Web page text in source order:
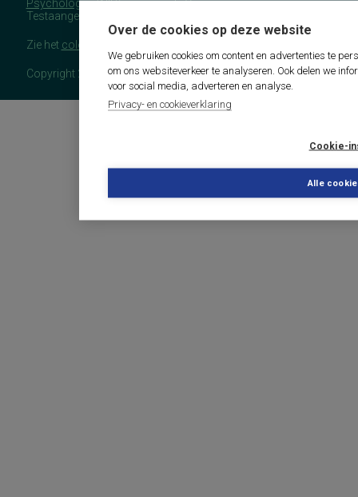
Over de cookies op deze website
We gebruiken cookies om content en advertenties te
om ons websiteverkeer te analyseren. Ook delen we
voor social media, adverteren en analyse.
Privacy- en cookieverklaring
Cookie-
Alle
Psychologen(NIP), namens de Commissie
Testaangelegenheden Nederland (COTAN).
Zie het colofon
Copyright 2026 - COTAN Documentatie